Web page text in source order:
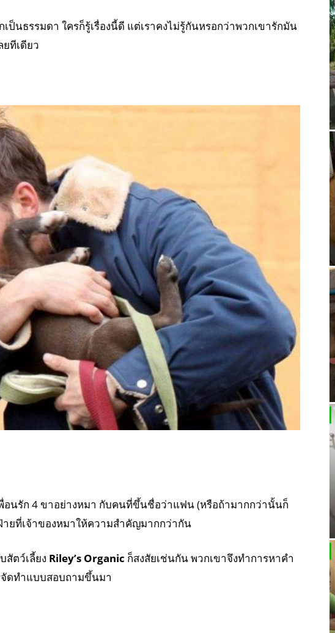
ป็นธรรมดา ใครก็รู้เรื่องนี้ดี แต่เราคงไม่รู้กันหรอกว่าพวกเขารักมัน
ทีเดียว
อนรัก 4 ขาอย่างหมา กับคนที่ขึ้นชื่อว่าแฟน (หรือถ้ามากกว่านั้นก็
ายที่เจ้าของหมาให้ความสำคัญมากกว่ากัน
ตว์เลี้ยง Riley’s Organic ก็สงสัยเช่นกัน พวกเขาจึงทำการหาคำ
ดทำแบบสอบถามขึ้นมา